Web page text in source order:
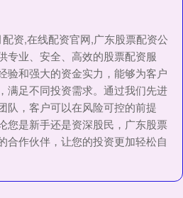
资,在线配资官网,广东股票配资公
专业、安全、高效的股票配资服
验和强大的资金实力，能够为客户
满足不同投资需求。通过我们先进
队，客户可以在风险可控的前提
您是新手还是资深股民，广东股票
合作伙伴，让您的投资更加轻松自